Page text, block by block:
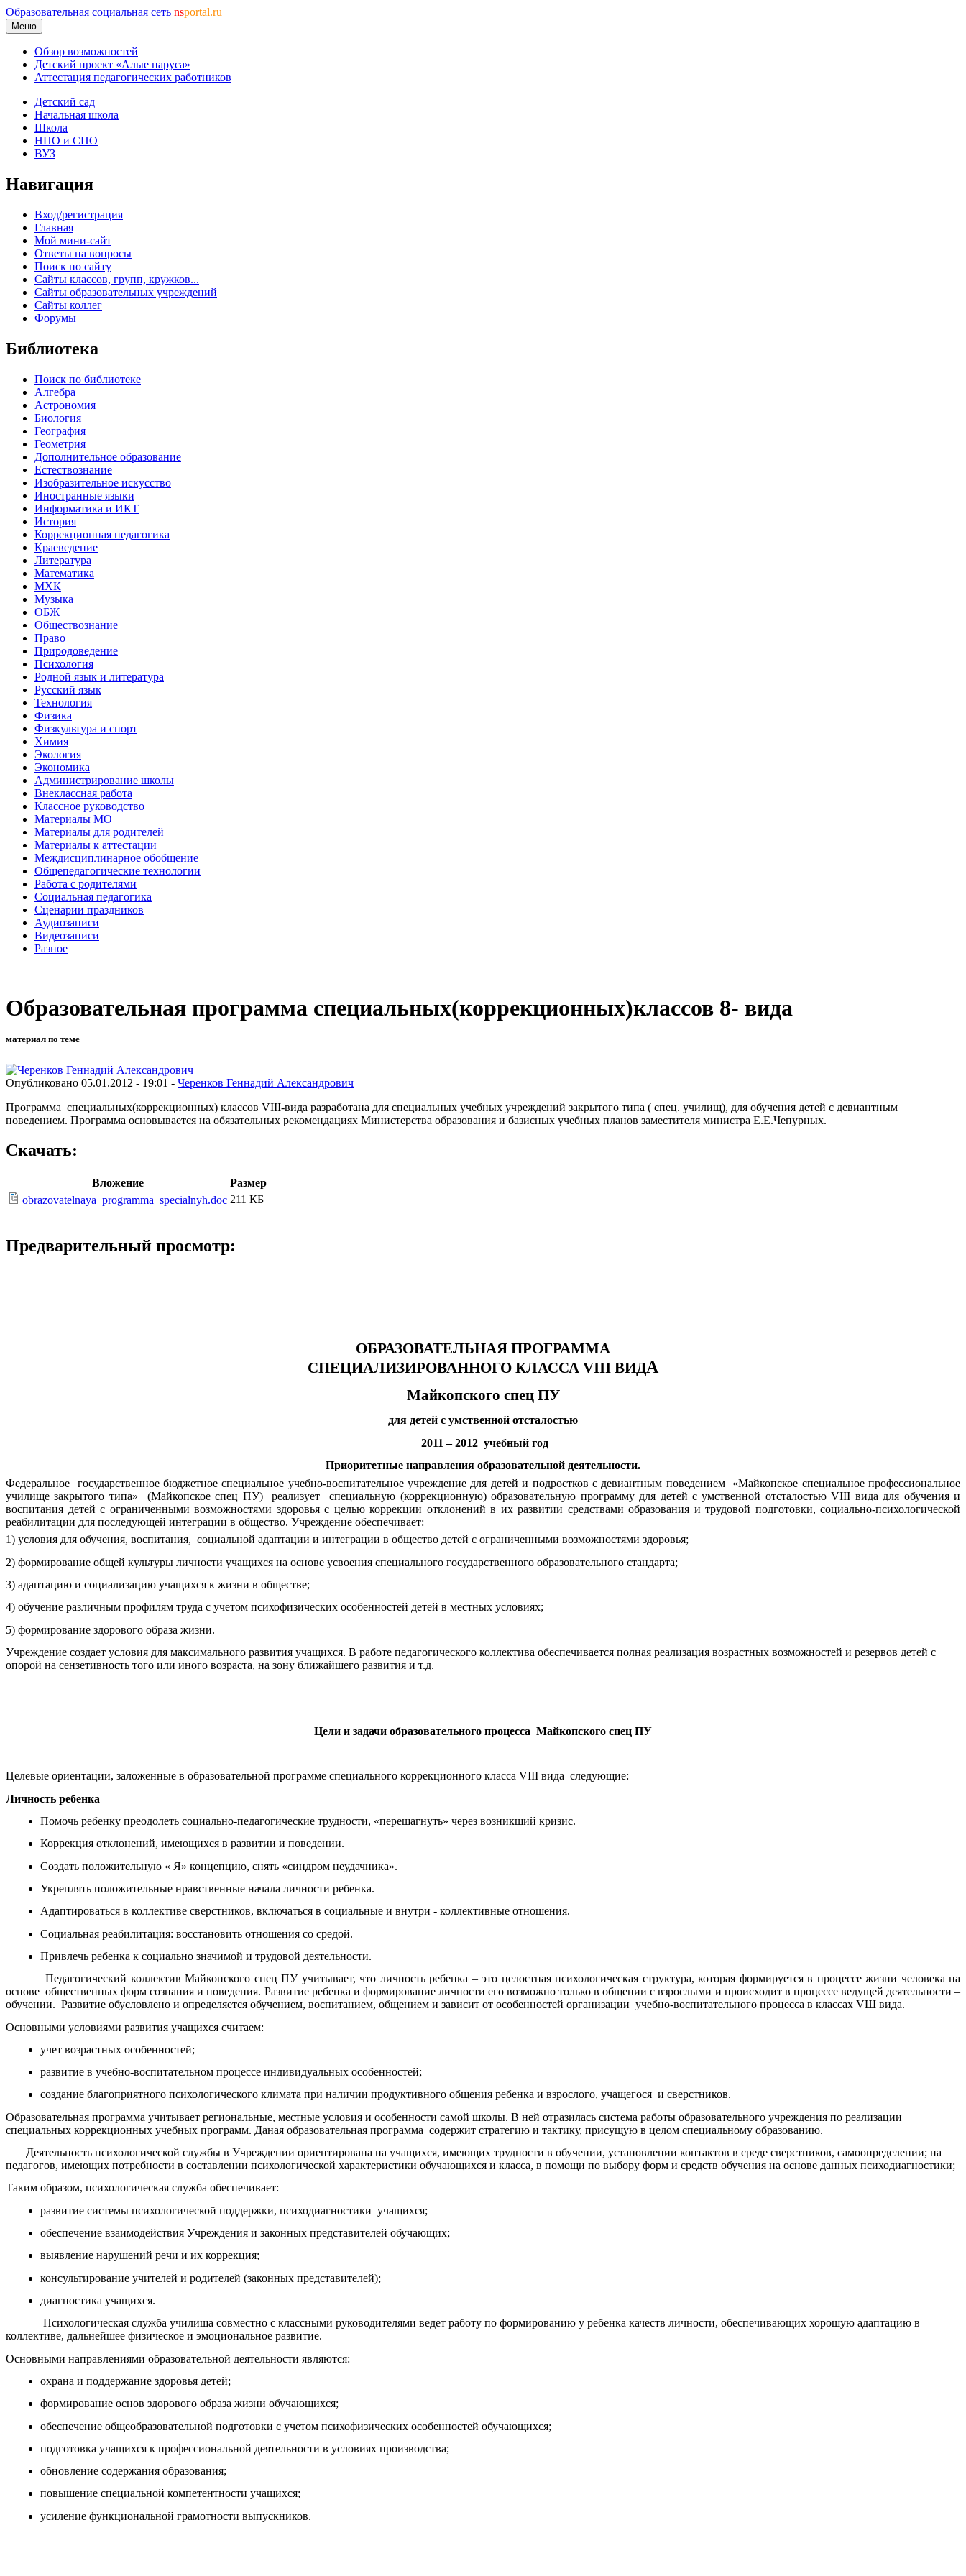
Образовательная социальная сеть nsportal.ru
Меню
Обзор возможностей
Детский проект «Алые паруса»
Аттестация педагогических работников
Детский сад
Начальная школа
Школа
НПО и СПО
ВУЗ
Навигация
Вход/регистрация
Главная
Мой мини-сайт
Ответы на вопросы
Поиск по сайту
Сайты классов, групп, кружков...
Сайты образовательных учреждений
Сайты коллег
Форумы
Библиотека
Поиск по библиотеке
Алгебра
Астрономия
Биология
География
Геометрия
Дополнительное образование
Естествознание
Изобразительное искусство
Иностранные языки
Информатика и ИКТ
История
Коррекционная педагогика
Краеведение
Литература
Математика
МХК
Музыка
ОБЖ
Обществознание
Право
Природоведение
Психология
Родной язык и литература
Русский язык
Технология
Физика
Физкультура и спорт
Химия
Экология
Экономика
Администрирование школы
Внеклассная работа
Классное руководство
Материалы МО
Материалы для родителей
Материалы к аттестации
Междисциплинарное обобщение
Общепедагогические технологии
Работа с родителями
Социальная педагогика
Сценарии праздников
Аудиозаписи
Видеозаписи
Разное
Образовательная программа специальных(коррекционных)классов 8- вида
материал по теме
Опубликовано 05.01.2012 - 19:01 - Черенков Геннадий Александрович
Программа специальных(коррекционных) классов VIII-вида разработана для специальных учебных учреждений закрытого типа ( спец. училищ), для обучения детей с девиантным
поведением. Программа основывается на обязательных рекомендациях Министерства образования и базисных учебных планов заместителя министра Е.Е.Чепурных.
Скачать:
Вложение
Размер
obrazovatelnaya_programma_specialnyh.doc 211 КБ
Предварительный просмотр:
ОБРАЗОВАТЕЛЬНАЯ ПРОГРАММА
СПЕЦИАЛИЗИРОВАННОГО КЛАССА VIII ВИДА
Майкопского спец ПУ
для детей с умственной отсталостью
2011 – 2012 учебный год
Приоритетные направления образовательной деятельности.
Федеральное государственное бюджетное специальное учебно-воспитательное учреждение для детей и подростков с девиантным поведением «Майкопское специальное профессиональное
училище закрытого типа» (Майкопское спец ПУ) реализует специальную (коррекционную) образовательную программу для детей с умственной отсталостью VIII вида для обучения и
воспитания детей с ограниченными возможностями здоровья с целью коррекции отклонений в их развитии средствами образования и трудовой подготовки, социально-психологической
реабилитации для последующей интеграции в общество. Учреждение обеспечивает:
1) условия для обучения, воспитания, социальной адаптации и интеграции в общество детей с ограниченными возможностями здоровья;
2) формирование общей культуры личности учащихся на основе усвоения специального государственного образовательного стандарта;
3) адаптацию и социализацию учащихся к жизни в обществе;
4) обучение различным профилям труда с учетом психофизических особенностей детей в местных условиях;
5) формирование здорового образа жизни.
Учреждение создает условия для максимального развития учащихся. В работе педагогического коллектива обеспечивается полная реализация возрастных возможностей и резервов детей с
опорой на сензетивность того или иного возраста, на зону ближайшего развития и т.д.
Цели и задачи образовательного процесса Майкопского спец ПУ
Целевые ориентации, заложенные в образовательной программе специального коррекционного класса VIII вида следующие:
Личность ребенка
Помочь ребенку преодолеть социально-педагогические трудности, «перешагнуть» через возникший кризис.
Коррекция отклонений, имеющихся в развитии и поведении.
Создать положительную « Я» концепцию, снять «синдром неудачника».
Укреплять положительные нравственные начала личности ребенка.
Адаптироваться в коллективе сверстников, включаться в социальные и внутри - коллективные отношения.
Социальная реабилитация: восстановить отношения со средой.
Привлечь ребенка к социально значимой и трудовой деятельности.
Педагогический коллектив Майкопского спец ПУ учитывает, что личность ребенка – это целостная психологическая структура, которая формируется в процессе жизни человека на
основе общественных форм сознания и поведения. Развитие ребенка и формирование личности его возможно только в общении с взрослыми и происходит в процессе ведущей деятельности –
обучении. Развитие обусловлено и определяется обучением, воспитанием, общением и зависит от особенностей организации учебно-воспитательного процесса в классах VШ вида.
Основными условиями развития учащихся считаем:
учет возрастных особенностей;
развитие в учебно-воспитательном процессе индивидуальных особенностей;
создание благоприятного психологического климата при наличии продуктивного общения ребенка и взрослого, учащегося и сверстников.
Образовательная программа учитывает региональные, местные условия и особенности самой школы. В ней отразилась система работы образовательного учреждения по реализации
специальных коррекционных учебных программ. Даная образовательная программа содержит стратегию и тактику, присущую в целом специальному образованию.
Деятельность психологической службы в Учреждении ориентирована на учащихся, имеющих трудности в обучении, установлении контактов в среде сверстников, самоопределении; на
педагогов, имеющих потребности в составлении психологической характеристики обучающихся и класса, в помощи по выбору форм и средств обучения на основе данных психодиагностики;
Таким образом, психологическая служба обеспечивает:
развитие системы психологической поддержки, психодиагностики учащихся;
обеспечение взаимодействия Учреждения и законных представителей обучающих;
выявление нарушений речи и их коррекция;
консультирование учителей и родителей (законных представителей);
диагностика учащихся.
Психологическая служба училища совместно с классными руководителями ведет работу по формированию у ребенка качеств личности, обеспечивающих хорошую адаптацию в
коллективе, дальнейшее физическое и эмоциональное развитие.
Основными направлениями образовательной деятельности являются:
охрана и поддержание здоровья детей;
формирование основ здорового образа жизни обучающихся;
обеспечение общеобразовательной подготовки с учетом психофизических особенностей обучающихся;
подготовка учащихся к профессиональной деятельности в условиях производства;
обновление содержания образования;
повышение специальной компетентности учащихся;
усиление функциональной грамотности выпускников.